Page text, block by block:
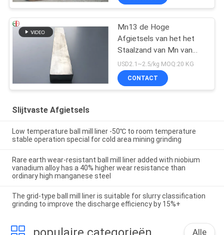
Chromiumlegering
Mn13 de Hoge
Afgietsels van het het
Staalzand van Mn van
het Mangaanstaal
AS2074 H1A Hoge
USD2.1~2.5/kg MOQ:20 KG
CONTACT
Slijtvaste Afgietsels
Low temperature ball mill liner -50℃ to room temperature
stable operation special for cold area mining grinding
Rare earth wear-resistant ball mill liner added with niobium
vanadium alloy has a 40% higher wear resistance than
ordinary high manganese steel
The grid-type ball mill liner is suitable for slurry classification
grinding to improve the discharge efficiency by 15%+
Alle